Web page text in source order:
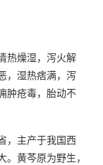
热燥湿，泻火解
，湿热痞满，泻
肿疮毒，胎动不
，主产于我国西
黄芩原为野生，